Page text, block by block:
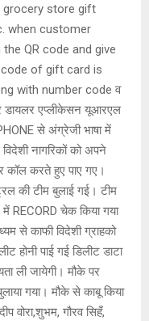
store gift
when customer
QR code and give
of gift card is
with number code व
एप्लीकेसन यूआरएल
से अंग्रेजी भाषा में
नागरिकों को अपने
कॉल करते हुए पाए गए।
की टीम बुलाई गई। टीम
में RECORD चेक किया गया
से काफी विदेशी ग्राहको
होनी पाई गई डिलीट डाटा
ली जायेगी। मौके पर
गया। मौके से काबू किया
वोरा,शुभम, गौरव सिहँ,